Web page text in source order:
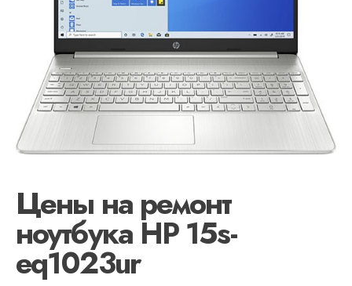
Цены на ремонт
ноутбука HP 15s-
eq1023ur